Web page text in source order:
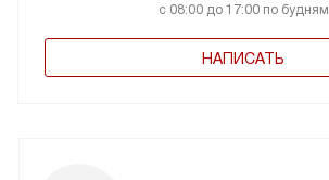
с 08:00 до 17:00 по будням
НАПИСАТЬ